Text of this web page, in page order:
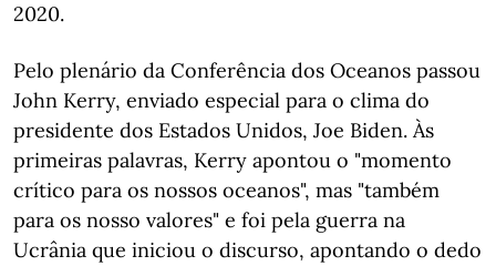
2020.
Pelo plenário da Conferência dos Oceanos passou
John Kerry, enviado especial para o clima do
presidente dos Estados Unidos, Joe Biden. Às
primeiras palavras, Kerry apontou o "momento
crítico para os nossos oceanos", mas "também
para os nosso valores" e foi pela guerra na
Ucrânia que iniciou o discurso, apontando o dedo